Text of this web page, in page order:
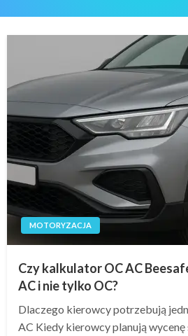
MOTORYZACJA
Czy kalkulator OC AC
AC i nie tylko OC?
Dlaczego kierowcy potrzebują
AC Kiedy kierowcy planują